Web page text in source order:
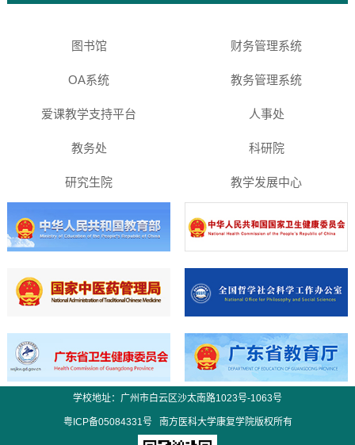
图书馆 财务管理系统
OA系统 教务管理系统
爱课教学支持平台 人事处
教务处 科研院
研究生院 教学发展中心
学校地址：广州市白云区沙太南路1023号-1063号
粤ICP备05084331号南方医科大学康复学院版权所有